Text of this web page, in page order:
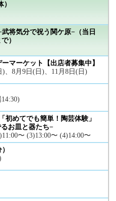
将気分で祝う関ケ原−（当日
）
マーケット【出店者募集中】
)、8月9日(日)、11月8日(日)
初めてでも簡単！陶芸体験」
お皿と器たち−
〜 (3)13:00〜 (4)14:00〜